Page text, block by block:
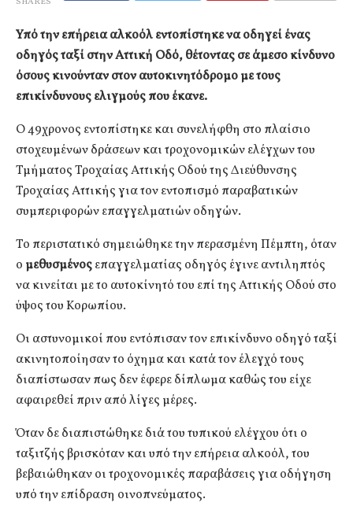
Υπό την επήρεια αλκοόλ εντοπίστηκε να οδηγεί ένας
οδηγός ταξί στην Αττική Οδό, θέτοντας σε άμεσο κίνδυνο
όσους κινούνταν στον αυτοκινητόδρομο με τους
επικίνδυνους ελιγμούς που έκανε.
Ο 49χρονος εντοπίστηκε και συνελήφθη στο πλαίσιο
στοχευμένων δράσεων και τροχονομικών ελέγχων του
Τμήματος Τροχαίας Αττικής Οδού της Διεύθυνσης
Τροχαίας Αττικής για τον εντοπισμό παραβατικών
συμπεριφορών επαγγελματιών οδηγών.
Το περιστατικό σημειώθηκε την περασμένη Πέμπτη, όταν
ο μεθυσμένοςεπαγγελματίας οδηγός έγινε αντιληπτός
να κινείται με το αυτοκίνητό του επί της Αττικής Οδού στο
ύψος του Κορωπίου.
Οι αστυνομικοί που εντόπισαν τον επικίνδυνο οδηγό ταξί
ακινητοποίησαν το όχημα και κατά τον έλεγχό τους
διαπίστωσαν πως δεν έφερε δίπλωμα καθώς του είχε
αφαιρεθεί πριν από λίγες μέρες.
Όταν δε διαπιστώθηκε διά του τυπικού ελέγχου ότι ο
ταξιτζής βρισκόταν και υπό την επήρεια αλκοόλ, του
βεβαιώθηκαν οι τροχονομικές παραβάσεις για οδήγηση
υπό την επίδραση οινοπνεύματος.